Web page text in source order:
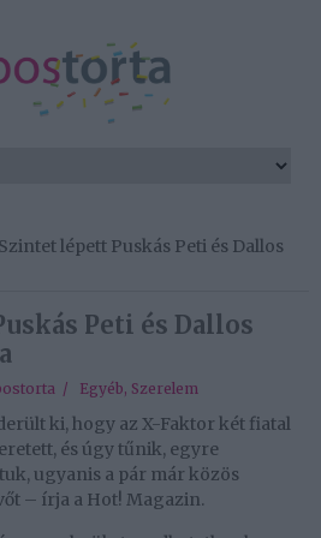
Szintet lépett Puskás Peti és Dallos
Peti és Dallos
/ Egyéb, Szerelem
ki, hogy az X-Faktor két fiatal
és úgy tűnik, egyre
ugyanis a pár már közös
– írja a Hot! Magazin.